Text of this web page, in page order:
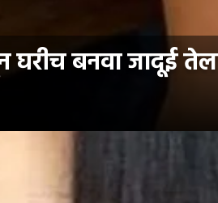
घरीच बनवा जादूई तेल